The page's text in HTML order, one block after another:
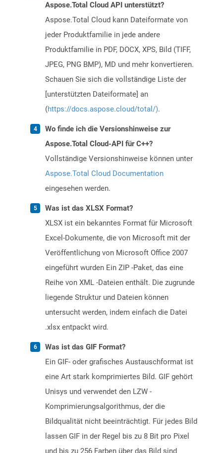
Aspose.Total Cloud API unterstützt?
Aspose.Total Cloud kann Dateiformate von
jeder Produktfamilie in jede andere
Produktfamilie in PDF, DOCX, XPS, Bild (TIFF,
JPEG, PNG BMP), MD und mehr konvertieren.
Schauen Sie sich die vollständige Liste der
[unterstützten Dateiformate] an
(https://docs.aspose.cloud/total/).
Wo finde ich die Versionshinweise zur
Aspose.Total Cloud-API für C++?
Vollständige Versionshinweise können unter
Aspose.Total Cloud Documentation
eingesehen werden.
Was ist das XLSX Format?
XLSX ist ein bekanntes Format für Microsoft
Excel-Dokumente, die von Microsoft mit der
Veröffentlichung von Microsoft Office 2007
eingeführt wurden Ein ZIP -Paket, das eine
Reihe von XML -Dateien enthält. Die zugrunde
liegende Struktur und Dateien können
untersucht werden, indem einfach die Datei
.xlsx entpackt wird.
Was ist das GIF Format?
Ein GIF- oder grafisches Austauschformat ist
eine Art stark komprimiertes Bild. GIF gehört
Unisys und verwendet den LZW -
Komprimierungsalgorithmus, der die
Bildqualität nicht beeinträchtigt. Für jedes Bild
lassen GIF in der Regel bis zu 8 Bit pro Pixel
und bis zu 256 Farben über das Bild sind